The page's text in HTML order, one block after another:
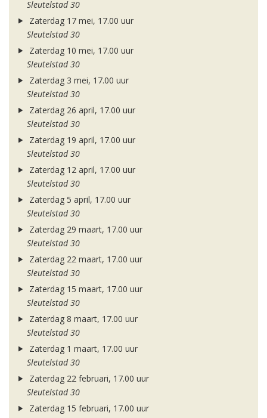
Sleutelstad 30
Zaterdag 17 mei, 17.00 uur
Sleutelstad 30
Zaterdag 10 mei, 17.00 uur
Sleutelstad 30
Zaterdag 3 mei, 17.00 uur
Sleutelstad 30
Zaterdag 26 april, 17.00 uur
Sleutelstad 30
Zaterdag 19 april, 17.00 uur
Sleutelstad 30
Zaterdag 12 april, 17.00 uur
Sleutelstad 30
Zaterdag 5 april, 17.00 uur
Sleutelstad 30
Zaterdag 29 maart, 17.00 uur
Sleutelstad 30
Zaterdag 22 maart, 17.00 uur
Sleutelstad 30
Zaterdag 15 maart, 17.00 uur
Sleutelstad 30
Zaterdag 8 maart, 17.00 uur
Sleutelstad 30
Zaterdag 1 maart, 17.00 uur
Sleutelstad 30
Zaterdag 22 februari, 17.00 uur
Sleutelstad 30
Zaterdag 15 februari, 17.00 uur